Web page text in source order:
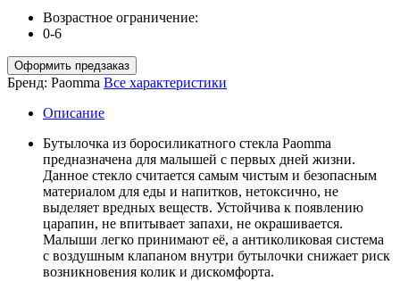
Возрастное ограничение:
0-6
Оформить предзаказ
Бренд: Paomma Все характеристики
Описание
Бутылочка из боросиликатного стекла Paomma
предназначена для малышей с первых дней жизни.
Данное стекло считается самым чистым и безопасным
материалом для еды и напитков, нетоксично, не
выделяет вредных веществ. Устойчива к появлению
царапин, не впитывает запахи, не окрашивается.
Малыши легко принимают её, а антиколиковая система
с воздушным клапаном внутри бутылочки снижает риск
возникновения колик и дискомфорта.